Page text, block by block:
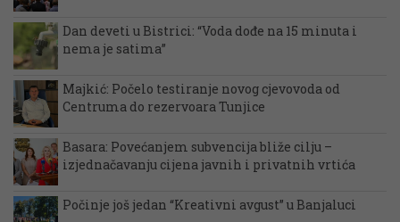
Dan deveti u Bistrici: “Voda dođe na 15 minuta i
nema je satima”
Majkić: Počelo testiranje novog cjevovoda od
Centruma do rezervoara Tunjice
Basara: Povećanjem subvencija bliže cilju –
izjednačavanju cijena javnih i privatnih vrtića
Počinje još jedan “Kreativni avgust” u Banjaluci